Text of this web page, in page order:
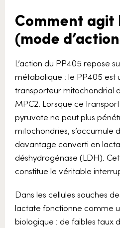
Comment agit
(mode
L’action du PP405 repose
métabolique : le PP405 est
transporteur mitochondrial
MPC2. Lorsque ce
pyruvate ne peut plus
mitochondries, s’accumule
davantage converti en
déshydrogénase (LDH).
constitue le véritable
Dans les cellules souches
lactate fonctionne comme
biologique : de faibles taux